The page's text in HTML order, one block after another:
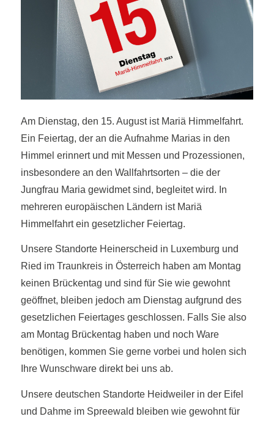
Am Dienstag, den 15. August ist Mariä Himmelfahrt.
Ein Feiertag, der an die Aufnahme Marias in den
Himmel erinnert und mit Messen und Prozessionen,
insbesondere an den Wallfahrtsorten – die der
Jungfrau Maria gewidmet sind, begleitet wird. In
mehreren europäischen Ländern ist Mariä
Himmelfahrt ein gesetzlicher Feiertag.
Unsere Standorte Heinerscheid in Luxemburg und
Ried im Traunkreis in Österreich haben am Montag
keinen Brückentag und sind für Sie wie gewohnt
geöffnet, bleiben jedoch am Dienstag aufgrund des
gesetzlichen Feiertages geschlossen. Falls Sie also
am Montag Brückentag haben und noch Ware
benötigen, kommen Sie gerne vorbei und holen sich
Ihre Wunschware direkt bei uns ab.
Unsere deutschen Standorte Heidweiler in der Eifel
und Dahme im Spreewald bleiben wie gewohnt für